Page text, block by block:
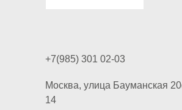
+7(985) 301 02-03
Москва, улица Бауманская
14